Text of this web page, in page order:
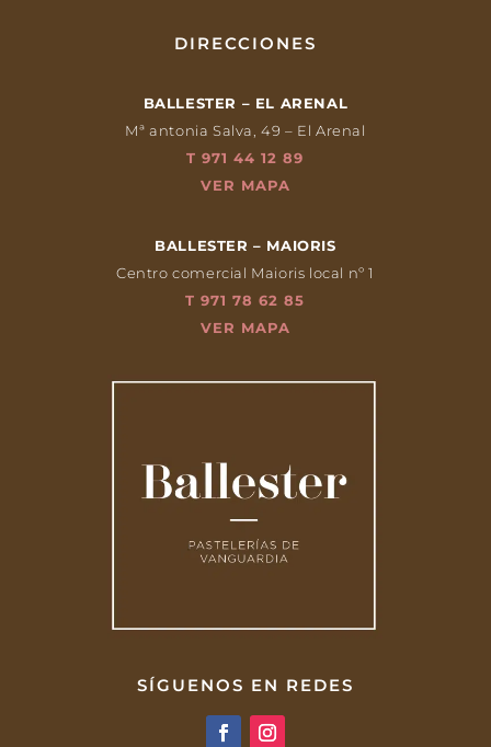
DIRECCIONES
BALLESTER – EL ARENAL
Mª antonia Salva, 49 – El Arenal
T 971 44 12 89
VER MAPA
BALLESTER – MAIORIS
Centro comercial Maioris local nº 1
T 971 78 62 85
VER MAPA
SÍGUENOS EN REDES